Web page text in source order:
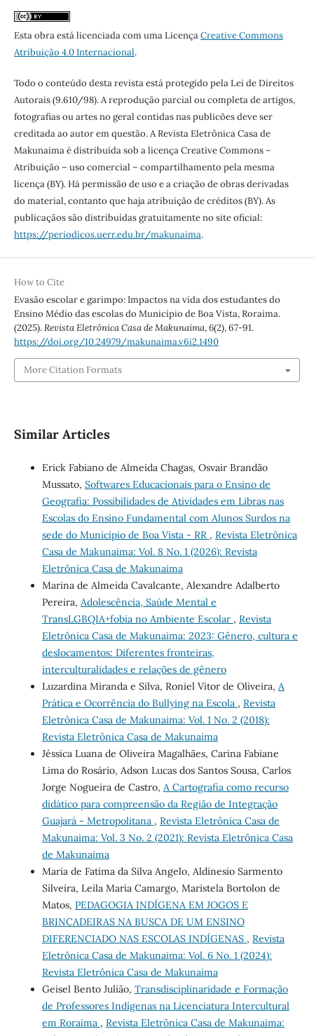
Esta obra está licenciada com uma LicençaCreative Commons
Atribuição 4.0 Internacional.
Todo o conteúdo desta revista está protegido pela Lei de Direitos
Autorais (9.610/98). A reprodução parcial ou completa de artigos,
fotografias ou artes no geral contidas nas publicões deve ser
creditada ao autor em questão. A Revista Eletrônica Casa de
Makunaima é distribuída sob a licença Creative Commons –
Atribuição – uso comercial – compartilhamento pela mesma
licença (BY). Há permissão de uso e a criação de obras derivadas
do material, contanto que haja atribuição de créditos (BY). As
publicaçãos são distribuídas gratuitamente no site oficial:
https://periodicos.uerr.edu.br/makunaima.
How to Cite
Evasão escolar e garimpo: Impactos na vida dos estudantes do
Ensino Médio das escolas do Município de Boa Vista, Roraima.
(2025).Revista Eletrônica Casa de Makunaima,6(2), 67-91.
https://doi.org/10.24979/makunaima.v6i2.1490
More Citation Formats
Similar Articles
Erick Fabiano de Almeida Chagas, Osvair Brandão
Mussato, Softwares Educacionais para o Ensino de
Geografia: Possibilidades de Atividades em Libras nas
Escolas do Ensino Fundamental com Alunos Surdos na
sede do Município de Boa Vista - RR , Revista Eletrônica
Casa de Makunaima: Vol. 8 No. 1 (2026): Revista
Eletrônica Casa de Makunaima
Marina de Almeida Cavalcante, Alexandre Adalberto
Pereira, Adolescência, Saúde Mental e
TransLGBQIA+fobia no Ambiente Escolar , Revista
Eletrônica Casa de Makunaima: 2023: Gênero, cultura e
deslocamentos: Diferentes fronteiras,
interculturalidades e relações de gênero
Luzardina Miranda e Silva, Roniel Vitor de Oliveira, A
Prática e Ocorrência do Bullying na Escola , Revista
Eletrônica Casa de Makunaima: Vol. 1 No. 2 (2018):
Revista Eletrônica Casa de Makunaima
Jéssica Luana de Oliveira Magalhães, Carina Fabiane
Lima do Rosário, Adson Lucas dos Santos Sousa, Carlos
Jorge Nogueira de Castro, A Cartografia como recurso
didático para compreensão da Região de Integração
Guajará - Metropolitana , Revista Eletrônica Casa de
Makunaima: Vol. 3 No. 2 (2021): Revista Eletrônica Casa
de Makunaima
Maria de Fatima da Silva Angelo, Aldinesio Sarmento
Silveira, Leila Maria Camargo, Maristela Bortolon de
Matos, PEDAGOGIA INDÍGENA EM JOGOS E
BRINCADEIRAS NA BUSCA DE UM ENSINO
DIFERENCIADO NAS ESCOLAS INDÍGENAS , Revista
Eletrônica Casa de Makunaima: Vol. 6 No. 1 (2024):
Revista Eletrônica Casa de Makunaima
Geisel Bento Julião, Transdisciplinaridade e Formação
de Professores Indígenas na Licenciatura Intercultural
em Roraima , Revista Eletrônica Casa de Makunaima: